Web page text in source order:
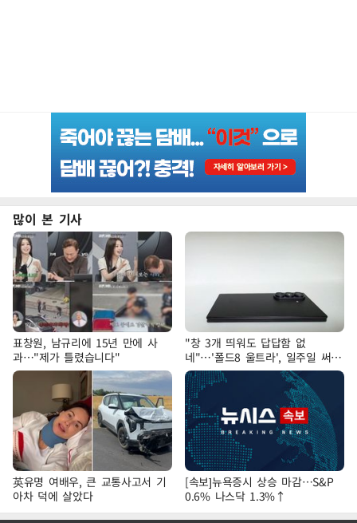
많이 본 기사
표창원, 남규리에 15년 만에 사
과…"제가 틀렸습니다"
"창 3개 띄워도 답답함 없
네"…'폴드8 울트라', 일주일 써보
니
英유명 여배우, 큰 교통사고서 기
아차 덕에 살았다
[속보]뉴욕증시 상승 마감…S&P
0.6% 나스닥 1.3%↑